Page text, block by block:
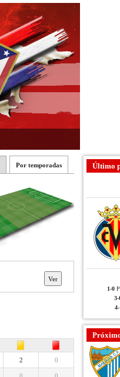
Por temporadas
2 0
Último
1-0
3-
4-